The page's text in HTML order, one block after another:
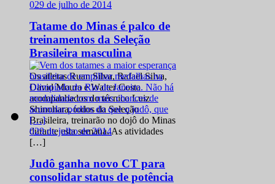
029 de julho de 2014
Tatame do Minas é palco de
treinamentos da Seleção
Brasileira masculina
Os atletas Ruan Silva, Rafael Silva,
David Moura e Walter Costa
acompanhados do técnico Luiz
Shinohara, todos da Seleção
Brasileira, treinarão no dojô do Minas
durante esta semana. As atividades
[…]
029 de julho de 2014
Judô ganha novo CT para
consolidar status de potência